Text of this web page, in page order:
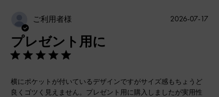
ご利用者様
プレゼント用に
横にポケットが付いているデザインですがサイズ感もちょうど
良くゴツく見えません。プレゼント用に購入しましたが実用性
公
2026-07-17